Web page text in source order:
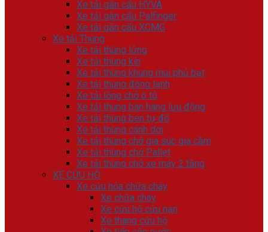
Xe tải gắn cẩu HYVA
Xe tải gắn cẩu Palfinger
Xe tải gắn cẩu XCMG
Xe tải Thùng
Xe tải thùng lửng
Xe tải thùng kín
Xe tải thùng khung mui phủ bạt
Xe tải thùng đông lạnh
Xe tải lồng chở ô tô
Xe tải thùng bán hàng lưu động
Xe tải thùng ben tự đổ
Xe tải thùng cánh dơi
Xe tải thùng chở gia súc gia cầm
Xe tải thùng chở Pallet
Xe tải thùng chở xe máy 2 tầng
XE CỨU HỘ
Xe cứu hỏa chữa cháy
Xe chữa cháy
Xe cứu hộ cứu nạn
Xe thang cứu hộ